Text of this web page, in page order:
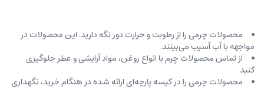
محصولات چرمی را از رطوبت و حرارت دور نگه دارید. این محصولات در
مواجهه با آب آسیب می‌بینند.
از تماس محصولات چرم با انواع روغن‌، مواد آرایشی و عطر جلوگیری
کنید.
محصولات چرمی را در کیسه‌ پارچه‌ای ارائه شده در هنگام خرید، ‌نگهداری